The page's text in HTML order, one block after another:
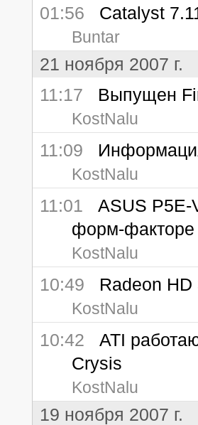
01:56 Catalyst
Buntar
21 ноября 2007 г.
11:17 Выпущен
KostNalu
11:09
KostNalu
11:01 ASUS P5E-
форм-факторе
KostNalu
10:49 Radeon
KostNalu
10:42 ATI
Crysis
KostNalu
19 ноября 2007 г.